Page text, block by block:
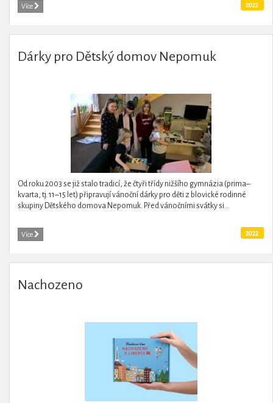
Více 2022
Dárky pro Dětský domov Nepomuk
Od roku 2003 se již stalo tradicí, že čtyři třídy nižšího gymnázia (prima–
kvarta, tj. 11–15 let) připravují vánoční dárky pro děti z blovické rodinné
skupiny Dětského domova Nepomuk. Před vánočními svátky si...
Více 2022
Nachozeno